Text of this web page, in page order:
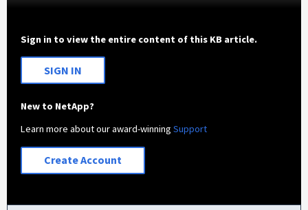
Sign in to view the entire content of this KB article.
SIGN IN
New to NetApp?
Learn more about our award-winningSupport
Create Account